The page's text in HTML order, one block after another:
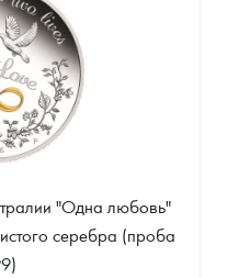
"Одна любовь"
серебра (проба